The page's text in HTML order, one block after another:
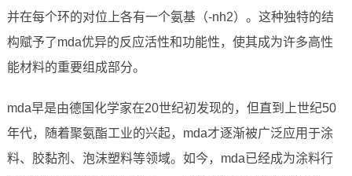
并在每个环的对位上各有一个氨基（-nh2）。这种独特的结
构赋予了mda优异的反应活性和功能性，使其成为许多高性
能材料的重要组成部分。
mda早是由德国化学家在20世纪初发现的，但直到上世纪50
年代，随着聚氨酯工业的兴起，mda才逐渐被广泛应用于涂
料、胶黏剂、泡沫塑料等领域。如今，mda已经成为涂料行